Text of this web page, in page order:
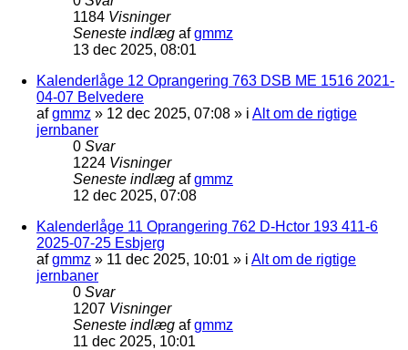
1184 Visninger
Seneste indlæg afgmmz
13 dec 2025, 08:01
Kalenderlåge 12 Oprangering 763 DSB ME 1516 2021-
04-07 Belvedere
afgmmz » 12 dec 2025, 07:08 » i Alt om de rigtige
jernbaner
0 Svar
1224 Visninger
Seneste indlæg afgmmz
12 dec 2025, 07:08
Kalenderlåge 11 Oprangering 762 D-Hctor 193 411-6
2025-07-25 Esbjerg
afgmmz » 11 dec 2025, 10:01 » i Alt om de rigtige
jernbaner
0 Svar
1207 Visninger
Seneste indlæg afgmmz
11 dec 2025, 10:01